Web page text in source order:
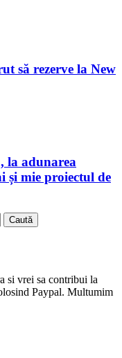
să rezerve la New
la adunarea
mie proiectul de
si vrei sa contribui la
Paypal. Multumim